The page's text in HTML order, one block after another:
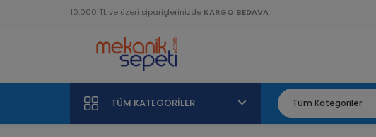
10.000 TL ve üzeri siparişlerinizde KARGO BEDAVA
TÜM KATEGORILER